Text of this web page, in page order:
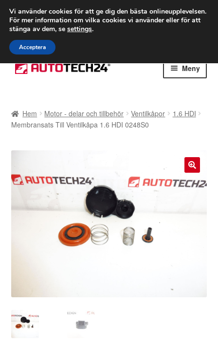
FRAKT från 75 kr
Världsomspännande frakt
Ring 766 924 713
Hoppa
till
Hoppa
till
Meny
Betalningar
Klagomål
Transport
Hem Motor - delar och tillbehör Ventilkåpor
1.6 HDI
Membransats Till Ventilkåpa 1.6 HDI 0248S0
🔍
Vi använder cookies för att ge dig den bästa onlineupplevelsen.
För mer information om vilka cookies vi använder eller för att
stänga av dem, se settings.
Acceptera